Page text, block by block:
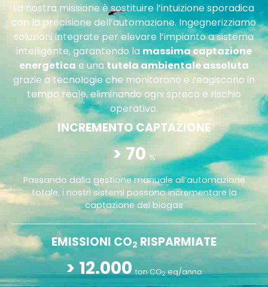
La nostra missione è sostituire l’intuizione sporadica
con la precisione dell’automazione. Ingegnerizziamo
soluzioni integrate per elevare l’impianto a sistema
intelligente, garantendo la massima captazione
energetica e unatutela ambientale assoluta
grazie a tecnologie che monitorano e reagiscono in
tempo reale, eliminando ogni spreco e rischio
operativo.
INCREMENTO CAPTAZIONE
> 70 %
Passando dalla gestione manuale all’automazione
totale, i nostri sistemi possono incrementare la
captazione del biogas
EMISSIONI CO2 RISPARMIATE
> 12.000 ton CO2 eq/anno